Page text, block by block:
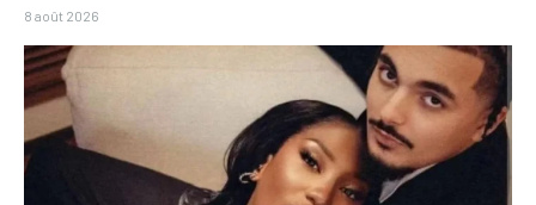
8 août 2026